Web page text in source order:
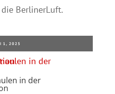
BerlinerLuft.
1, 2025
in der